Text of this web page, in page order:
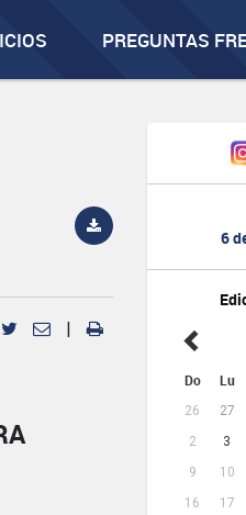
PREGUNTAS
6
Do Lu
26 27
2
3
9
10
16
17
|